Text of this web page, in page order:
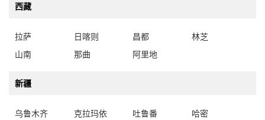
西藏
拉萨 日喀则 昌都
林芝
山南
那曲 阿里地
新疆
乌鲁木齐 克拉玛依 吐鲁番
哈密